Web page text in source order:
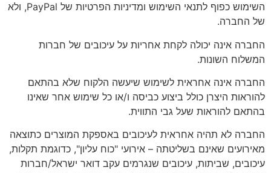
השימוש כפוף לתנאי השימוש ומדיניות הפרטיות של PayPal, ולא
של החברה.
החברה אינה יכולה לקחת אחריות על עיכובים של חברות
המשלוח השונות.
החברה אינה אחראית לשימוש שיעשה הלקוח שלא בהתאם
להוראות היצרן כולל ביצוע כביסה ו/או כל שימוש אחר שאינו
בהתאם להוראות שעל גבי התווית.
החברה לא תהיה אחראית לעיכובים באספקת המוצרים כתוצאה
מאירועים שאינם בשליטתה – אירועי "כוח עליון", כדוגמת תקלות,
עיכובים, שביתות, עיכובים שנגרמים עקב דואר ישראל/חברות